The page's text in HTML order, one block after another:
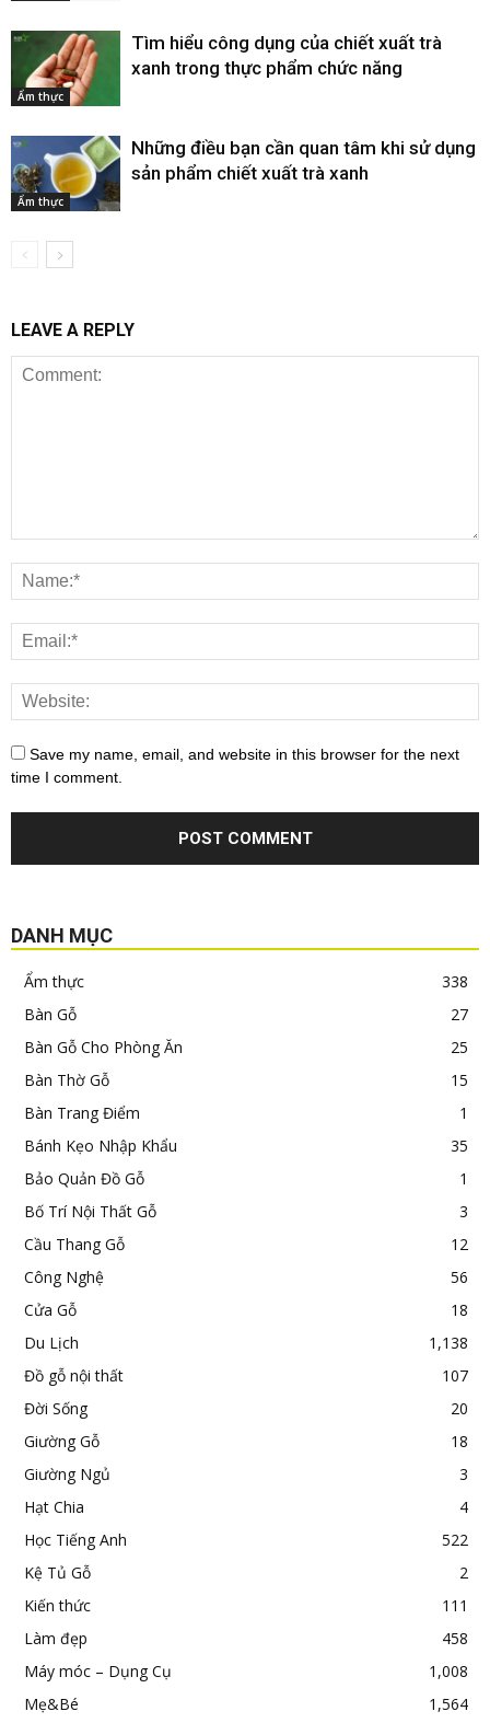
Ẩm thực
Tìm hiểu công dụng của chiết xuất trà
xanh trong thực phẩm chức năng
Ẩm thực
Những điều bạn cần quan tâm khi sử dụng
sản phẩm chiết xuất trà xanh
LEAVE A REPLY
Save my name, email, and website in this browser for the next
time I comment.
DANH MỤC
Ẩm thực
338
Bàn Gỗ
27
Bàn Gỗ Cho Phòng Ăn
25
Bàn Thờ Gỗ
15
Bàn Trang Điểm
1
Bánh Kẹo Nhập Khẩu
35
Bảo Quản Đồ Gỗ
1
Bố Trí Nội Thất Gỗ
3
Cầu Thang Gỗ
12
Công Nghệ
56
Cửa Gỗ
18
Du Lịch
1,138
Đồ gỗ nội thất
107
Đời Sống
20
Giường Gỗ
18
Giường Ngủ
3
Hạt Chia
4
Học Tiếng Anh
522
Kệ Tủ Gỗ
2
Kiến thức
111
Làm đẹp
458
Máy móc – Dụng Cụ
1,008
Mẹ&Bé
1,564